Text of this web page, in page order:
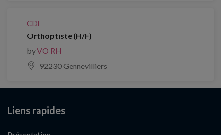
CDI
Orthoptiste (H/F)
byVO RH
92230 Gennevilliers
Liens rapides